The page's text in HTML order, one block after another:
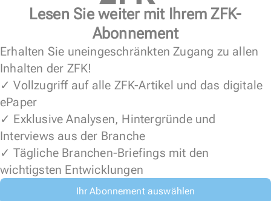
Lesen Sie weiter mit Ihrem ZFK-
Abonnement
Erhalten Sie uneingeschränkten Zugang zu allen
Inhalten der ZFK!
✓ Vollzugriff auf alle ZFK-Artikel und das digitale
ePaper
✓ Exklusive Analysen, Hintergründe und
Interviews aus der Branche
✓ Tägliche Branchen-Briefings mit den
wichtigsten Entwicklungen
Ihr Abonnement auswählen